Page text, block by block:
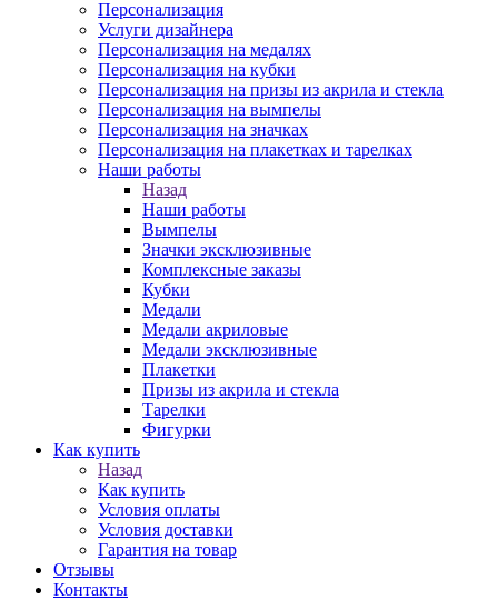
Персонализация
Услуги дизайнера
Персонализация на медалях
Персонализация на кубки
Персонализация на призы из акрила и стекла
Персонализация на вымпелы
Персонализация на значках
Персонализация на плакетках и тарелках
Наши работы
Назад
Наши работы
Вымпелы
Значки эксклюзивные
Комплексные заказы
Кубки
Медали
Медали акриловые
Медали эксклюзивные
Плакетки
Призы из акрила и стекла
Тарелки
Фигурки
Как купить
Назад
Как купить
Условия оплаты
Условия доставки
Гарантия на товар
Отзывы
Контакты